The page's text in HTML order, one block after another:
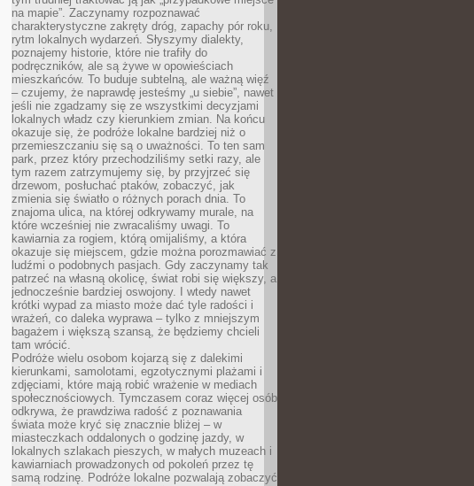
na mapie”. Zaczynamy rozpoznawać
charakterystyczne zakręty dróg, zapachy pór roku,
rytm lokalnych wydarzeń. Słyszymy dialekty,
poznajemy historie, które nie trafiły do
podręczników, ale są żywe w opowieściach
mieszkańców. To buduje subtelną, ale ważną więź
– czujemy, że naprawdę jesteśmy „u siebie”, nawet
jeśli nie zgadzamy się ze wszystkimi decyzjami
lokalnych władz czy kierunkiem zmian. Na końcu
okazuje się, że podróże lokalne bardziej niż o
przemieszczaniu się są o uważności. To ten sam
park, przez który przechodziliśmy setki razy, ale
tym razem zatrzymujemy się, by przyjrzeć się
drzewom, posłuchać ptaków, zobaczyć, jak
zmienia się światło o różnych porach dnia. To
znajoma ulica, na której odkrywamy murale, na
które wcześniej nie zwracaliśmy uwagi. To
kawiarnia za rogiem, którą omijaliśmy, a która
okazuje się miejscem, gdzie można porozmawiać z
ludźmi o podobnych pasjach. Gdy zaczynamy tak
patrzeć na własną okolicę, świat robi się większy, a
jednocześnie bardziej oswojony. I wtedy nawet
krótki wypad za miasto może dać tyle radości i
wrażeń, co daleka wyprawa – tylko z mniejszym
bagażem i większą szansą, że będziemy chcieli
tam wrócić.
Podróże wielu osobom kojarzą się z dalekimi
kierunkami, samolotami, egzotycznymi plażami i
zdjęciami, które mają robić wrażenie w mediach
społecznościowych. Tymczasem coraz więcej osób
odkrywa, że prawdziwa radość z poznawania
świata może kryć się znacznie bliżej – w
miasteczkach oddalonych o godzinę jazdy, w
lokalnych szlakach pieszych, w małych muzeach i
kawiarniach prowadzonych od pokoleń przez tę
samą rodzinę. Podróże lokalne pozwalają zobaczyć